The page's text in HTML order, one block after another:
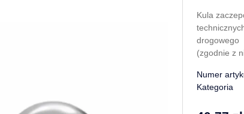
Kula
drogowego
(zgodnie z
Numer
Kategoria